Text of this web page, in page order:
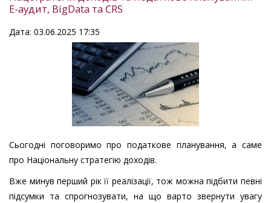
Е-аудит, BigData та CRS
Дата: 03.06.2025 17:35
Сьогодні поговоримо про податкове планування, а саме
про Національну стратегію доходів.
Вже минув перший рік її реалізації, тож можна підбити певні
підсумки та спрогнозувати, на що варто звернути увагу